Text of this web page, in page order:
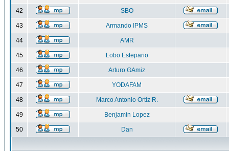
42 SBO
43 Armando IPMS
44 AMR
45 Lobo Estepario
46 Arturo GAmiz
47 YODAFAM
48 Marco Antonio Ortiz R.
49 Benjamin Lopez
50 Dan